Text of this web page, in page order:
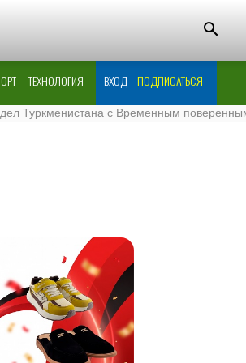
ТЕХНОЛОГИЯ ВХОД ПОДПИСАТЬСЯ
с Временным поверенным в